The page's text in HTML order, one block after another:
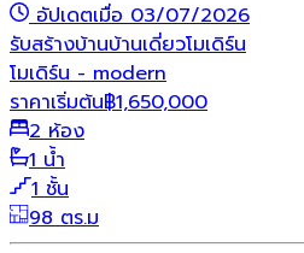
อัปเดตเมื่อ 03/07/2026
รับสร้างบ้านบ้านเดี่ยวโมเดิร์น
โมเดิร์น - modern
ราคาเริ่มต้น฿1,650,000
2 ห้อง
1 น้ำ
1 ชั้น
98 ตร.ม